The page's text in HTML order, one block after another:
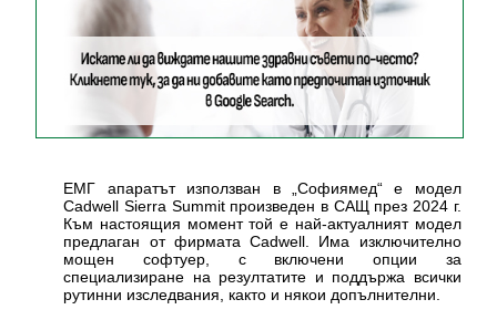
ЕМГ апаратът използван в „Софиямед“ е модел
Cadwell Sierra Summit произведен в САЩ през 2024 г.
Към настоящия момент той е най-актуалният модел
предлаган от фирмата Cadwell. Има изключително
мощен софтуер, с включени опции за
специализиране на резултатите и поддържа всички
рутинни изследвания, както и някои допълнителни.